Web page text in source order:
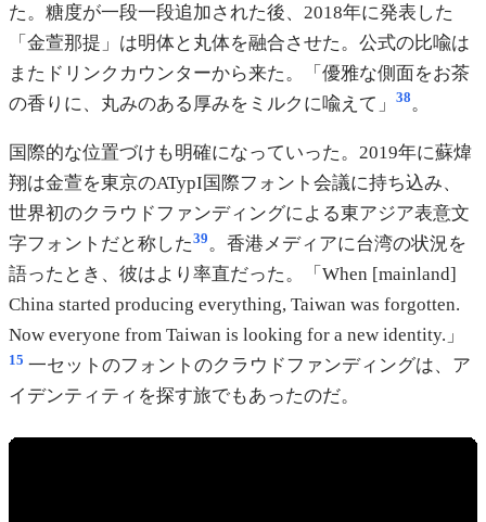
た。糖度が一段一段追加された後、2018年に発表した
「金萱那提」は明体と丸体を融合させた。公式の比喩は
またドリンクカウンターから来た。「優雅な側面をお茶
の香りに、丸みのある厚みをミルクに喩えて」
38 。
国際的な位置づけも明確になっていった。2019年に蘇煒
翔は金萱を東京のATypI国際フォント会議に持ち込み、
世界初のクラウドファンディングによる東アジア表意文
字フォントだと称した39。香港メディアに台湾の状況を
語ったとき、彼はより率直だった。「When [mainland]
China started producing everything, Taiwan was forgotten.
Now everyone from Taiwan is looking for a new identity.」
15 一セットのフォントのクラウドファンディングは、ア
イデンティティを探す旅でもあったのだ。